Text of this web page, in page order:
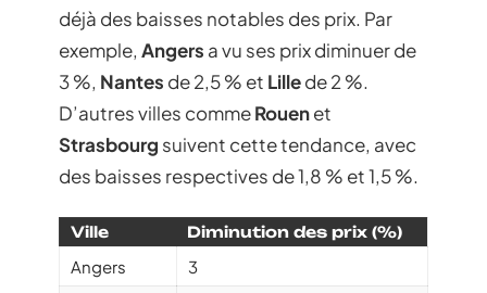
déjà des baisses notables des prix. Par
exemple, Angers a vu ses prix diminuer de
3 %, Nantes de 2,5 % et Lillede 2 %.
D’autres villes commeRouenet
Strasbourg suivent cette tendance, avec
des baisses respectives de 1,8 % et 1,5 %.
Ville Diminution des prix (%)
Angers
3